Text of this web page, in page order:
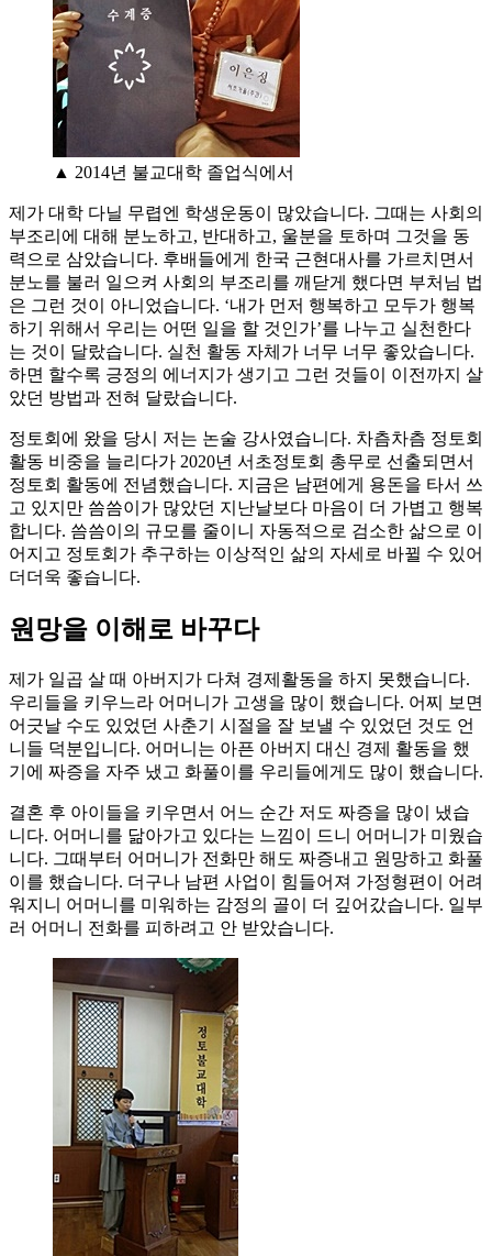
▲ 2014년 불교대학 졸업식에서
제가 대학 다닐 무렵엔 학생운동이 많았습니다. 그때는 사회의
부조리에 대해 분노하고, 반대하고, 울분을 토하며 그것을 동
력으로 삼았습니다. 후배들에게 한국 근현대사를 가르치면서
분노를 불러 일으켜 사회의 부조리를 깨닫게 했다면 부처님 법
은 그런 것이 아니었습니다. ‘내가 먼저 행복하고 모두가 행복
하기 위해서 우리는 어떤 일을 할 것인가’를 나누고 실천한다
는 것이 달랐습니다. 실천 활동 자체가 너무 너무 좋았습니다.
하면 할수록 긍정의 에너지가 생기고 그런 것들이 이전까지 살
았던 방법과 전혀 달랐습니다.
정토회에 왔을 당시 저는 논술 강사였습니다. 차츰차츰 정토회
활동 비중을 늘리다가 2020년 서초정토회 총무로 선출되면서
정토회 활동에 전념했습니다. 지금은 남편에게 용돈을 타서 쓰
고 있지만 씀씀이가 많았던 지난날보다 마음이 더 가볍고 행복
합니다. 씀씀이의 규모를 줄이니 자동적으로 검소한 삶으로 이
어지고 정토회가 추구하는 이상적인 삶의 자세로 바뀔 수 있어
더더욱 좋습니다.
원망을 이해로 바꾸다
제가 일곱 살 때 아버지가 다쳐 경제활동을 하지 못했습니다.
우리들을 키우느라 어머니가 고생을 많이 했습니다. 어찌 보면
어긋날 수도 있었던 사춘기 시절을 잘 보낼 수 있었던 것도 언
니들 덕분입니다. 어머니는 아픈 아버지 대신 경제 활동을 했
기에 짜증을 자주 냈고 화풀이를 우리들에게도 많이 했습니다.
결혼 후 아이들을 키우면서 어느 순간 저도 짜증을 많이 냈습
니다. 어머니를 닮아가고 있다는 느낌이 드니 어머니가 미웠습
니다. 그때부터 어머니가 전화만 해도 짜증내고 원망하고 화풀
이를 했습니다. 더구나 남편 사업이 힘들어져 가정형편이 어려
워지니 어머니를 미워하는 감정의 골이 더 깊어갔습니다. 일부
러 어머니 전화를 피하려고 안 받았습니다.